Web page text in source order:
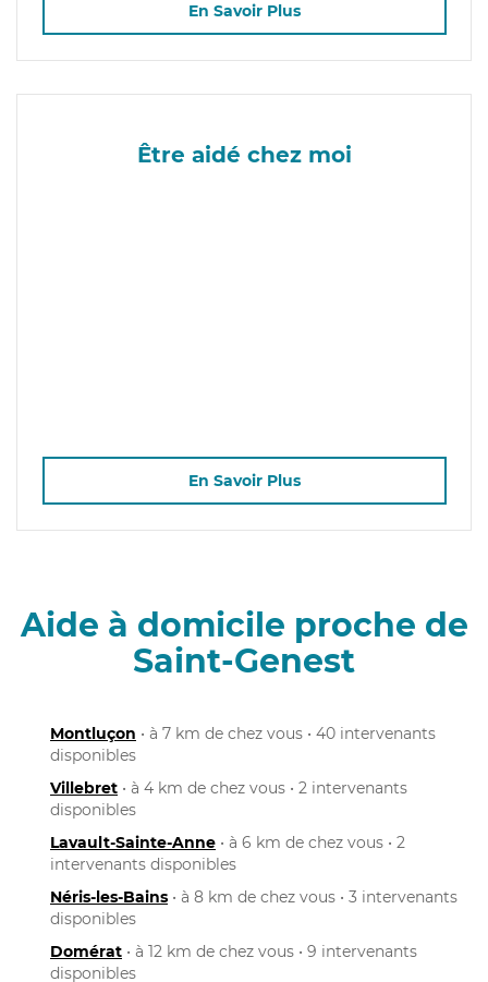
En Savoir Plus
Être aidé chez moi
En Savoir Plus
Aide à domicile proche de
Saint-Genest
Montluçon • à 7 km de chez vous • 40 intervenants
disponibles
Villebret • à 4 km de chez vous • 2 intervenants
disponibles
Lavault-Sainte-Anne • à 6 km de chez vous • 2
intervenants disponibles
Néris-les-Bains • à 8 km de chez vous • 3 intervenants
disponibles
Domérat • à 12 km de chez vous • 9 intervenants
disponibles